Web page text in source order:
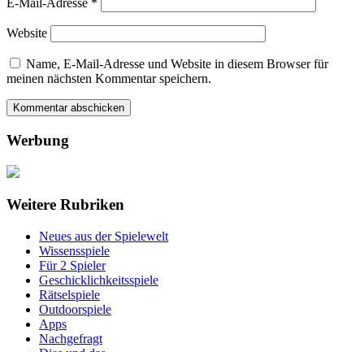
E-Mail-Adresse *
Website
Name, E-Mail-Adresse und Website in diesem Browser für
meinen nächsten Kommentar speichern.
Werbung
Weitere Rubriken
Neues aus der Spielewelt
Wissensspiele
Für 2 Spieler
Geschicklichkeitsspiele
Rätselspiele
Outdoorspiele
Apps
Nachgefragt